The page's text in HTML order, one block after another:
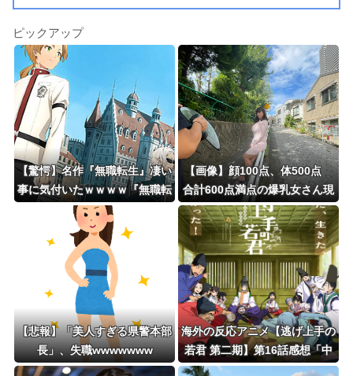
ピックアップ
【驚愕】名作『無職転生』凄い
事に気付いたｗｗｗｗ『無職転
生』の「ロキシー」とかいう
奴…可愛いけど…もしかして…
【画像】顔100点、体500点
合計600点満点の爆乳女さん現
るｗｗｗwｗｗｗｗｗｗｗｗ❤
【悲報】「美人すぎる県警本部
長」、失職wwwwwww
海外の反応アニメ【逃げ上手の
若君 第二期】第16話感想「中
世の戦いに戦車持ってきた奴が